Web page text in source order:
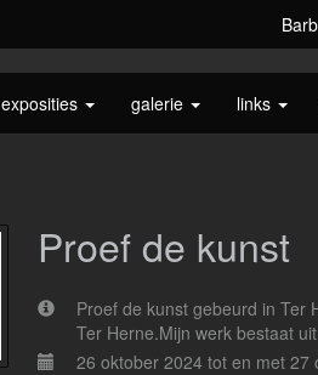
exposities galerie links
Proef de kunst
Proef de kunst gebeurd in Ter
Ter Herne.Mijn werk bestaat
26 oktober 2024 tot en met 27